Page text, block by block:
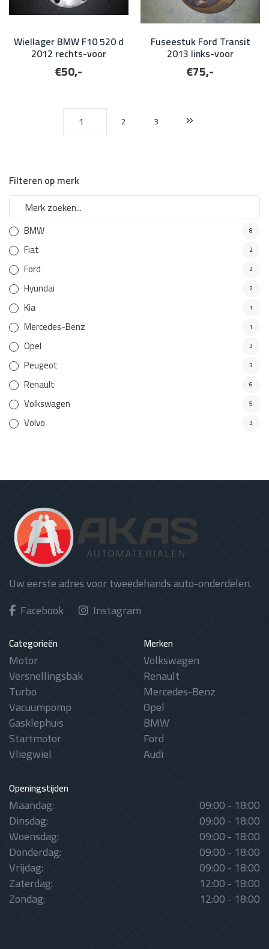
Wiellager BMW F10 520 d
2012 rechts-voor
€50,-
Fuseestuk Ford Transit
2013 links-voor
€75,-
2 3
Filteren op merk
BMW 8
Fiat 2
Ford 2
Hyundai 2
Kia 1
Mercedes-Benz 1
Opel 3
Peugeot 3
Renault 6
Volkswagen 5
Volvo 3
Uw eerste adres voor tweedehands auto-onderdelen.
Facebook
Instagram
Categorieën
Motor
Versnellingsbak
Turbo
Vacuumpomp
Gasklephuis
Startmotor
Vliegwiel
Merken
Volkswagen
Renault
Mercedes-Benz
Opel
BMW
Ford
Audi
Openingstijden
Maandag: 09:00 - 18:00
Dinsdag: 09:00 - 18:00
Woensdag: 09:00 - 18:00
Donderdag: 09:00 - 18:00
Vrijdag: 09:00 - 18:00
Zaterdag: 12:00 - 18:00
Zondag: 12:00 - 18:00